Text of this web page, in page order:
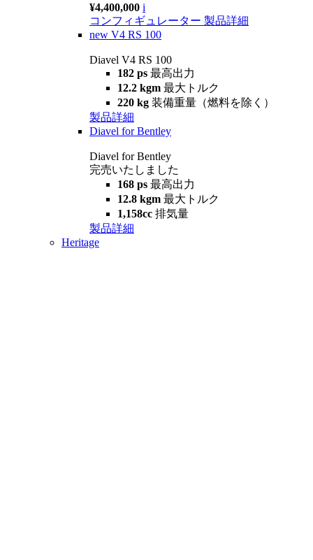
¥4,400,000 i
コンフィギュレーター 製品詳細
new V4 RS 100
Diavel V4 RS 100
182 ps 最高出力
12.2 kgm 最大トルク
220 kg 装備重量（燃料を除く）
製品詳細
Diavel for Bentley
Diavel for Bentley
完売いたしました
168 ps 最高出力
12.8 kgm 最大トルク
1,158cc 排気量
製品詳細
Heritage